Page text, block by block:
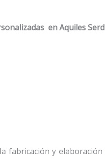
en Aquiles
fabricación y elaboración